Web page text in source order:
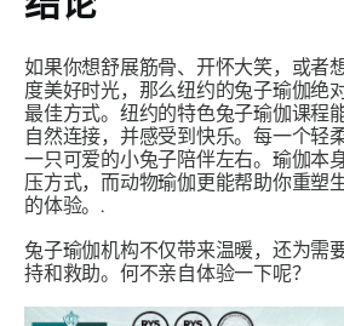
如果你想舒展筋骨、开怀大笑，或者
度美好时光，那么纽约的兔子瑜伽绝
最佳方式。纽约的特色兔子瑜伽课程
自然连接，并感受到快乐。每一个轻
一只可爱的小兔子陪伴左右。瑜伽本
压方式，而动物瑜伽更能帮助你重塑
的体验。.
兔子瑜伽机构不仅带来温暖，还为需
持和救助。何不亲自体验一下呢？